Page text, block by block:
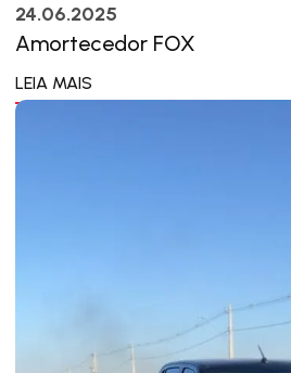
24.06.2025
Amortecedor FOX
LEIA MAIS